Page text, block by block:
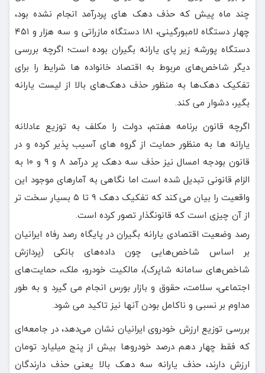
چند ماه پیش که حذف دهک های پردرآمد انجام نشده بود،
چهار دستگاه لامبورگینی، ۱۸۱ دستگاه مازراتی و سه هزار و ۴۵۱
دستگاه پورشه زیر پای یارانه بگیران بوده است؛ اگرچه بررسی
دیگر شاخص‌های مربوط به اقتصاد خانواده ها شرایط را برای
تفکیک دهک‌ها به منظور حذف دهک‌های بالا از لیست یارانه
بگیر، دشوار می کند.
اگرچه قانون برنامه هفتم، دولت را مکلف به توزیع عادلانه
یارانه ها به منظور حمایت از گروه های آسیب پذیر کرده و در
قانون بودجه امسال نیز حذف سه دهک پر درآمد ۸ و ۹ و ۱۰ به
الزام قانونی تبدیل شده است اما نگاهی به آمارهای موجود این
واقعیت را بیان می کند که تفکیک دهک ۹ تا ۵ بسیار سخت تر
از آن چیزی است که قانونگذار تصور کرده است.
رصد وضعیت اقتصادی یارانه بگیران در پایگاه رصد رفاه ایرانیان
بر اساس شاخص‌هایی چون داده‌های بانکی (پردازش
شاخص‌های سامانه شاپرک)، مالکیت خودرو، ملک، حمایت‌های
اجتماعی، سلامت، حقوق و بازار بورس انجام می گیرد و به طور
مداوم بر نسبی و ناکامل بودن آنها نیز تاکید می شود.
بررسی توزیع ارزش خودروی ایرانیان نشان می‌دهد، در جامعه‌ای
که فقط چهار دهم درصد خودروها بیش از پنج میلیارد تومان
ارزش دارند، حذف یارانه سه دهک بالا یعنی حذف دارندگان